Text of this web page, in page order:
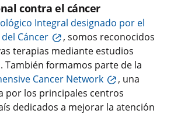
contra el cáncer
Integral designado por el
Cáncer
, somos reconocidos
terapias mediante estudios
También formamos parte de la
Cancer Network
, una
por los principales centros
dedicados a mejorar la atención